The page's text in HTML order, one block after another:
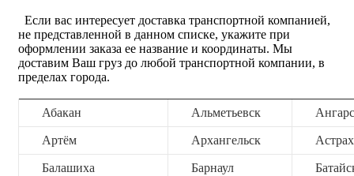
Если вас интересует доставка транспортной компанией,
не представленной в данном списке, укажите при
оформлении заказа ее название и координаты. Мы
доставим Ваш груз до любой транспортной компании, в
пределах города.
Абакан Альметьевск
Артём Архангельск
Балашиха Барнаул